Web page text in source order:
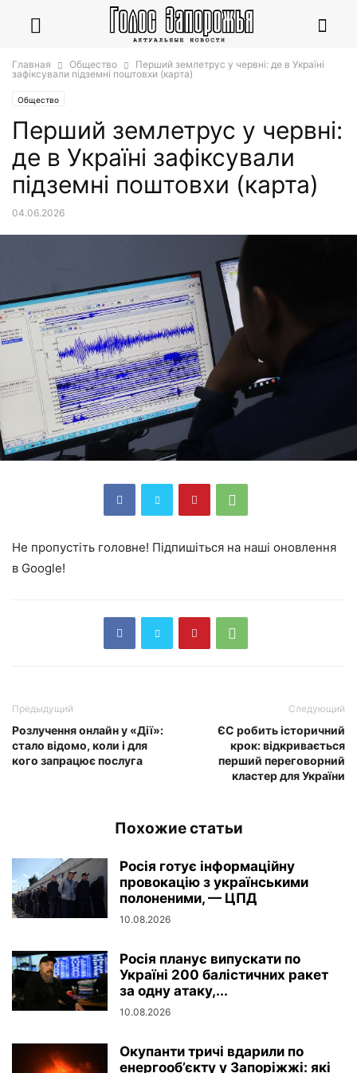
Главная Общество
Перший землетрус у червні: де в Україні
зафіксували підземні поштовхи (карта)
Общество
Перший землетрус у червні:
де в Україні зафіксували
підземні поштовхи (карта)
04.06.2026
Не пропустіть головне! Підпишіться на наші оновлення
в Google!
Предыдущий
Розлучення онлайн у «Дії»:
стало відомо, коли і для
кого запрацює послуга
Следующий
ЄС робить історичний
крок: відкривається
перший переговорний
кластер для України
Похожие статьи
Росія готує інформаційну
провокацію з українськими
полоненими, — ЦПД
10.08.2026
Росія планує випускати по
Україні 200 балістичних ракет
за одну атаку,...
10.08.2026
Окупанти тричі вдарили по
енергооб’єкту у Запоріжжі: які